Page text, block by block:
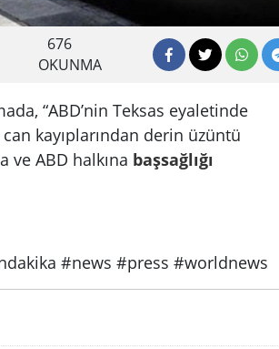
676
OKUNMA
“ABD’nin Teksas eyaletinde
kayıplarından derin üzüntü
ve ABD halkına başsağlığı
#news #press #worldnews